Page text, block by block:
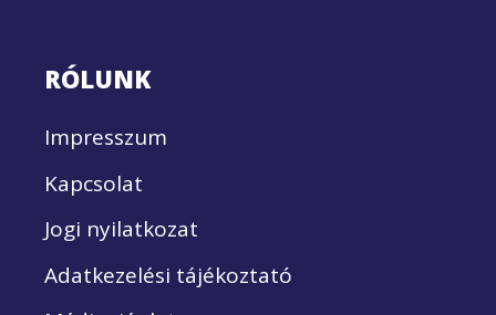
RÓLUNK
Impresszum
Kapcsolat
Jogi nyilatkozat
Adatkezelési tájékoztató